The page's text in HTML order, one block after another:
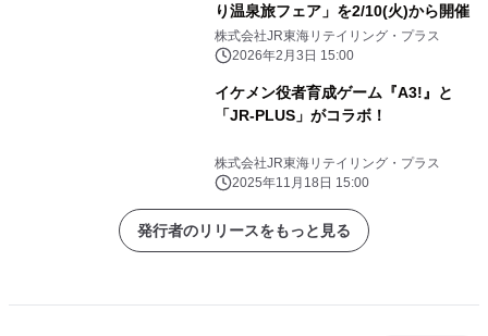
り温泉旅フェア」を2/10(火)から開催
株式会社JR東海リテイリング・プラス
2026年2月3日 15:00
イケメン役者育成ゲーム『A3!』と
「JR-PLUS」がコラボ！
株式会社JR東海リテイリング・プラス
2025年11月18日 15:00
発行者のリリースをもっと見る